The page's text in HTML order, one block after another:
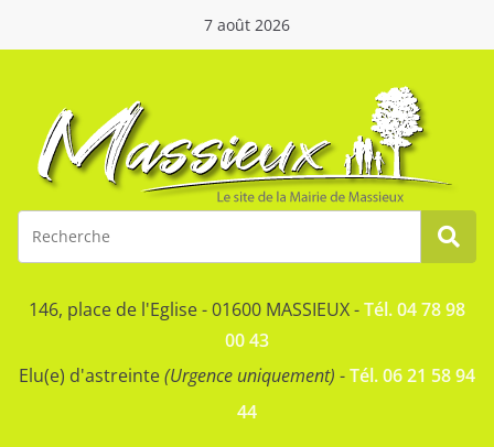
7 août 2026
146, place de l'Eglise - 01600 MASSIEUX -Tél. 04 78 98
00 43
Elu(e) d'astreinte(Urgence uniquement) -Tél. 06 21 58 94
44